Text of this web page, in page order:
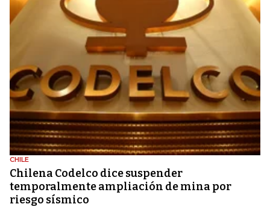
CHILE
Chilena Codelco dice suspender
temporalmente ampliación de mina por
riesgo sísmico